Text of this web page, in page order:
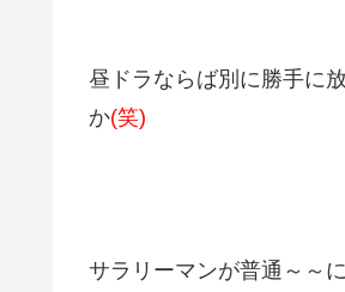
昼ドラならば別に勝手に
か(笑)
サラリーマンが普通～～